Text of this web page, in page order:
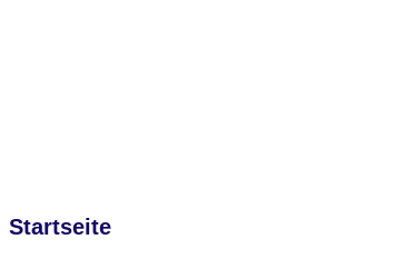
Startseite